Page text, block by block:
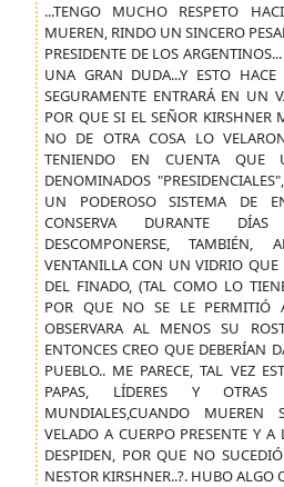
...TENGO MUCHO RESPETO
MUEREN, RINDO UN SINCERO
PRESIDENTE DE LOS
UNA GRAN DUDA...Y ESTO
SEGURAMENTE ENTRARÁ EN UN
POR QUE SI EL SEÑOR
NO DE OTRA COSA LO
TENIENDO EN CUENTA QUE
DENOMINADOS
UN PODEROSO SISTEMA DE
CONSERVA DURANTE
DESCOMPONERSE, TAMBIÉN,
VENTANILLA CON UN VIDRIO QUE
DEL FINADO, (TAL COMO LO
POR QUE NO SE LE PERMITIÓ
OBSERVARA AL MENOS SU
ENTONCES CREO QUE DEBERÍAN
PUEBLO.. ME PARECE, TAL VEZ
PAPAS, LÍDERES Y OTRAS
MUNDIALES,CUANDO
VELADO A CUERPO PRESENTE Y
DESPIDEN, POR QUE NO
NESTOR KIRSHNER..?. HUBO ALGO